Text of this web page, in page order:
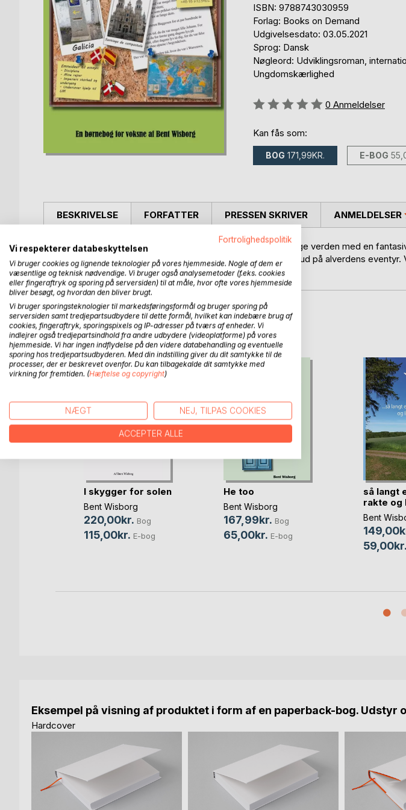
ISBN: 9788743030959
Forlag: Books on Demand
Udgivelsesdato: 03.05.2021
Sprog: Dansk
Nøgleord: Udviklingsroman,
Ungdomskærlighed
Anmeldelse::
0 Anmeldelser
Kan fås som:
BOG 171,99KR. E-BOG
BESKRIVELSE
I alle mine riger og lande er en bog der blander den virkelige verden med en
udspring i erindringer, hvorfra hovedpersonen begiver sig ud på alverdens
fra barneårene til de tidlige voksenår.
FORFATTER PRESSEN SKRIVER ANMELDELSER
FLERE TITLER HOSBoD
I skygger for solen
Bent Wisborg
220,00kr. Bog
115,00kr. E-bog
He too
Bent Wisborg
167,99kr. Bog
65,00kr. E-bog
så langt
rakte og
Bent
59,00kr.
Eksempel på visning af produktet i form af en paperback-bog. Udstyr
Hardcover
Fortrolighedspolitik
Vi respekterer databeskyttelsen
Vi bruger cookies og lignende teknologier på vores hjemmeside. Nogle af dem er
væsentlige og teknisk nødvendige. Vi bruger også analysemetoder (f.eks. cookies
eller fingeraftryk og sporing på serversiden) til at måle, hvor ofte vores hjemmeside
bliver besøgt, og hvordan den bliver brugt.
Vi bruger sporingsteknologier til markedsføringsformål og bruger sporing på
serversiden samt tredjepartsudbydere til dette formål, hvilket kan indebære brug af
cookies, fingeraftryk, sporingspixels og IP-adresser på tværs af enheder. Vi
indlejrer også tredjepartsindhold fra andre udbydere (videoplatforme) på vores
hjemmeside. Vi har ingen indflydelse på den videre databehandling og eventuelle
sporing hos tredjepartsudbyderen. Med din indstilling giver du dit samtykke til de
processer, der er beskrevet ovenfor. Du kan tilbagekalde dit samtykke med
virkning for fremtiden. (Hæftelse og copyright)
NÆGT NEJ, TILPAS COOKIES
ACCEPTER ALLE